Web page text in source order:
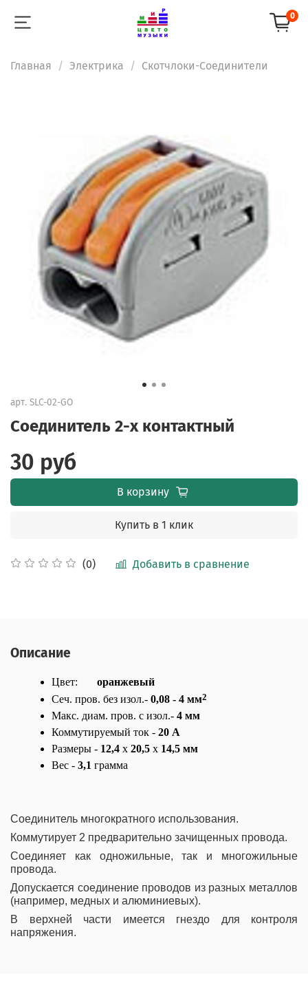
0
Главная Электрика Скотчлоки-Соединители
арт. SLC-02-GO
Соединитель 2-х контактный
(0) Добавить в сравнение
30 руб
В корзину
Купить в 1 клик
Описание
Цвет:
оранжевый
Сеч. пров. без изол.- 0,08 - 4 мм2
Макс. диам. пров. с изол.- 4 мм
Коммутируемый ток - 20 А
Размеры - 12,4 x 20,5 x 14,5 мм
Вес - 3,1 грамма
Соединитель многократного использования.
Коммутирует 2 предварительно зачищенных провода.
Соединяет как одножильные, так и многожильные
провода.
Допускается соединение проводов из разных металлов
(например, медных и алюминиевых).
В верхней части имеется гнездо для контроля
напряжения.